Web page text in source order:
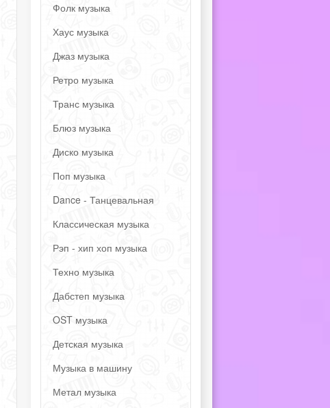
Фолк музыка
Хаус музыка
Джаз музыка
Ретро музыка
Транс музыка
Блюз музыка
Диско музыка
Поп музыка
Dance - Танцевальная
Классическая музыка
Рэп - хип хоп музыка
Техно музыка
Дабстеп музыка
OST музыка
Детская музыка
Музыка в машину
Метал музыка